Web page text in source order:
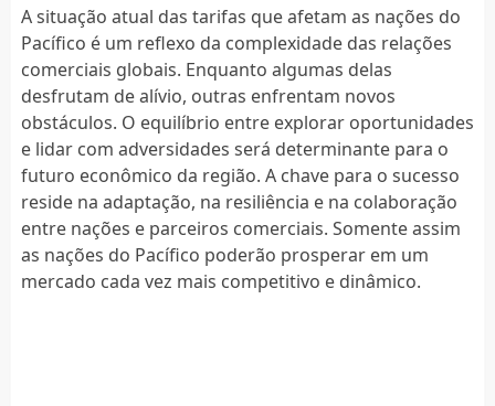
A situação atual das tarifas que afetam as nações do
Pacífico é um reflexo da complexidade das relações
comerciais globais. Enquanto algumas delas
desfrutam de alívio, outras enfrentam novos
obstáculos. O equilíbrio entre explorar oportunidades
e lidar com adversidades será determinante para o
futuro econômico da região. A chave para o sucesso
reside na adaptação, na resiliência e na colaboração
entre nações e parceiros comerciais. Somente assim
as nações do Pacífico poderão prosperar em um
mercado cada vez mais competitivo e dinâmico.